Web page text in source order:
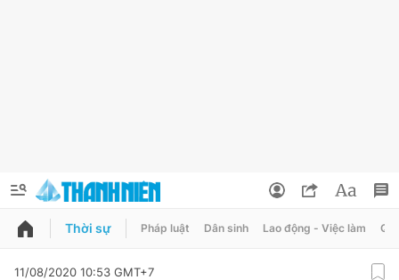
QUẢNG CÁO
Thời sự Pháp luật Dân sinh Lao động - Việc làm
11/08/2020 10:53 GMT+7